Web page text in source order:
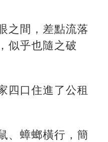
之間，差點流落
似乎也隨之破
四口住進了公租
、蟑螂橫行，簡